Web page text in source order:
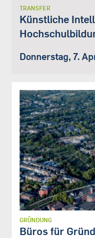
TRANSFER
Künstliche
Donnerstag, 7.
GRÜNDUNG
Büros für